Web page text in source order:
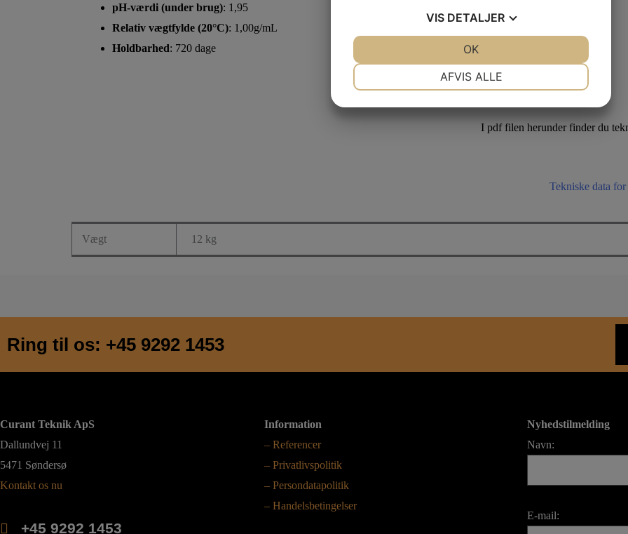
pH-værdi (under brug): 1,95
Relativ vægtfylde (20°C): 1,00g/mL
Holdbarhed: 720 dage
I pdf filen herunder finder du
Tekniske data
Vægt 12 kg
Ring til os: +45 9292 1453
Curant Teknik ApS
Dallundvej 11
5471 Søndersø
Kontakt os nu
+45 9292 1453
Information
– Referencer
– Privatlivspolitik
– Persondatapolitik
– Handelsbetingelser
Nyhedstilmelding
Navn:
E-mail:
VIS DETALJER
AFVIS ALLE
OK